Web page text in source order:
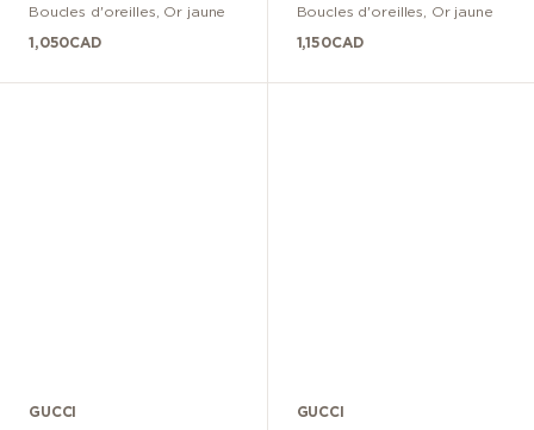
Boucles d'oreilles Or jaune
1,050CAD
Boucles d'oreilles Or jaune
1,150CAD
GUCCI GUCCI